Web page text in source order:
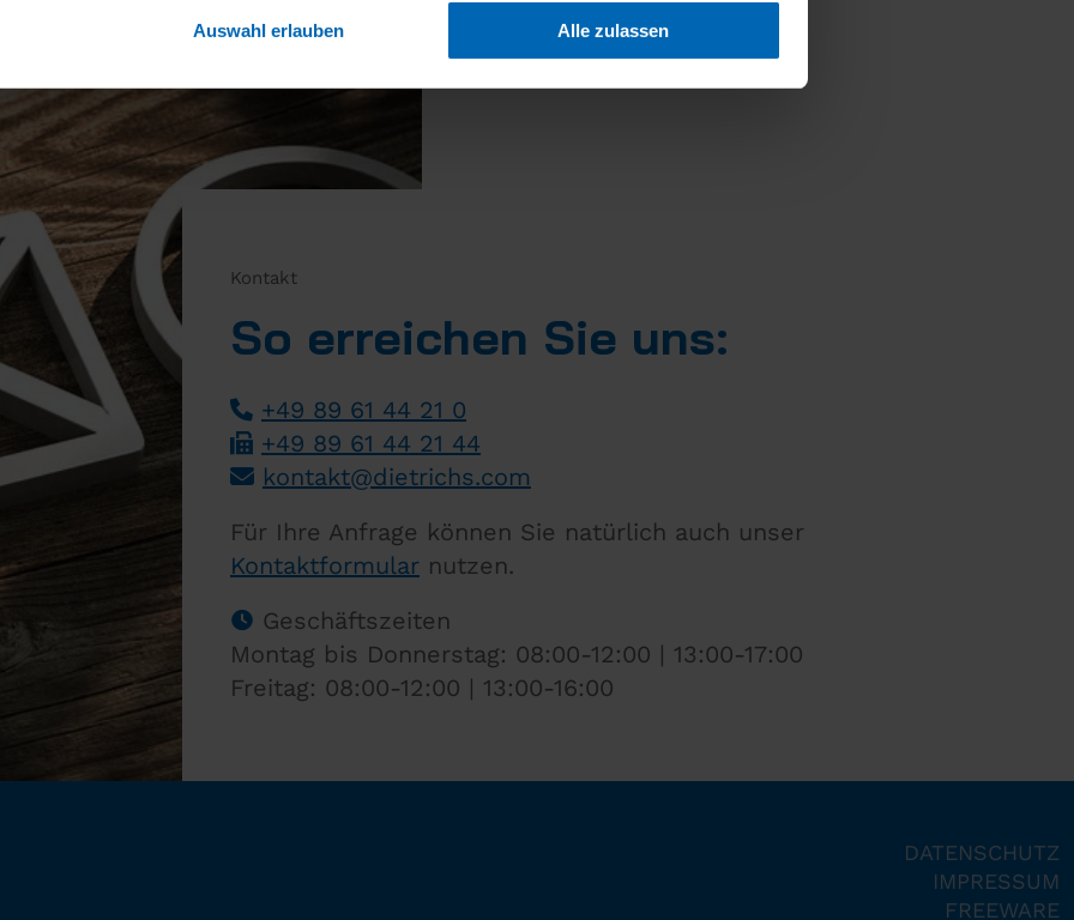
Auswahl erlauben Alle zulassen
Kontakt
So erreichen Sie uns:
+49 89 61 44 21 0
+49 89 61 44 21 44
kontakt@dietrichs.com
Für Ihre Anfrage können Sie natürlich auch unser
Kontaktformular nutzen.
Geschäftszeiten
Montag bis Donnerstag: 08:00-12:00 | 13:00-17:00
Freitag: 08:00-12:00 | 13:00-16:00
DATENSCHUTZ
IMPRESSUM
FREEWARE